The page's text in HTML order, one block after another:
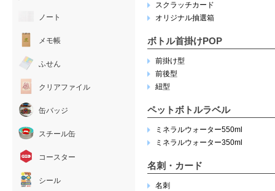
スクラッチカード
オリジナル抽選箱
ボトル首掛けPOP
前掛け型
前後型
紐型
ペットボトルラベル
ミネラルウォーター550ml
ミネラルウォーター350ml
名刺・カード
名刺
ノート
メモ帳
ふせん
クリアファイル
缶バッジ
スチール缶
コースター
シール